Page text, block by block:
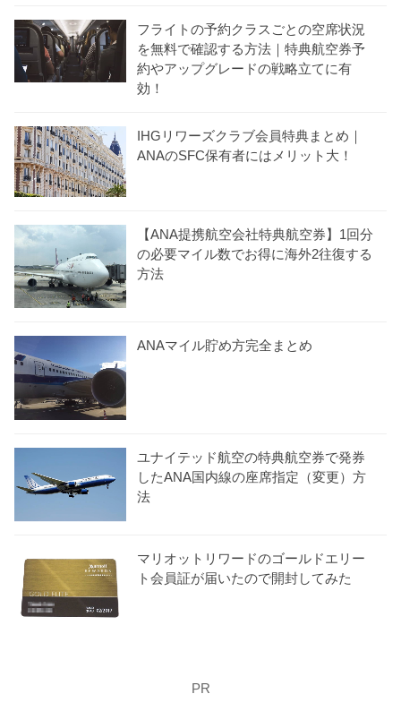
フライトの予約クラスごとの空席状況
を無料で確認する方法｜特典航空券予
約やアップグレードの戦略立てに有
効！
IHGリワーズクラブ会員特典まとめ｜
ANAのSFC保有者にはメリット大！
【ANA提携航空会社特典航空券】1回分
の必要マイル数でお得に海外2往復する
方法
ANAマイル貯め方完全まとめ
ユナイテッド航空の特典航空券で発券
したANA国内線の座席指定（変更）方
法
マリオットリワードのゴールドエリー
ト会員証が届いたので開封してみた
PR